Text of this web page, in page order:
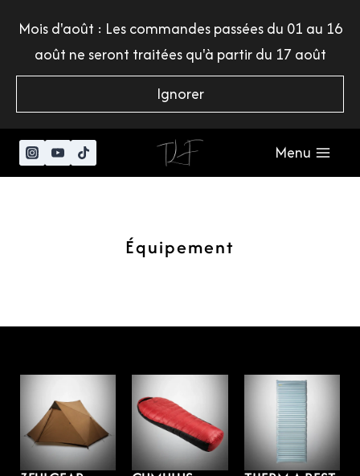
Mois d'août : Les commandes passées du 01 au 16
août ne seront traitées qu'à partir du 17 août
Ignorer
Menu
Équipement